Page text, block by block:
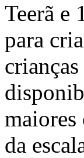
Teerã e
para
da